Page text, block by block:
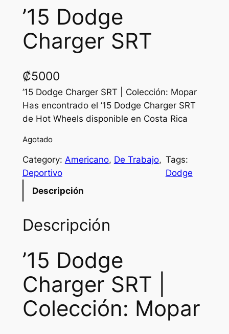
’15 Dodge
Charger SRT
₡5000
’15 Dodge Charger SRT | Colección: Mopar
Has encontrado el ’15 Dodge Charger SRT
de Hot Wheels disponible en Costa Rica
Agotado
Category: Americano, De Trabajo
Deportivo
Tags:
Dodge
Descripción
Descripción
’15 Dodge
Charger SRT |
Colección: Mopar